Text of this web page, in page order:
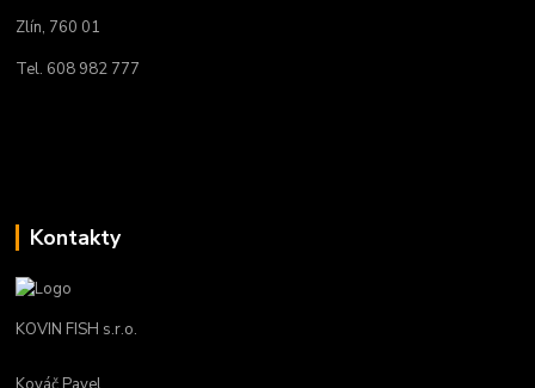
Zlín, 760 01
Tel. 608 982 777
Kontakty
KOVIN FISH s.r.o.